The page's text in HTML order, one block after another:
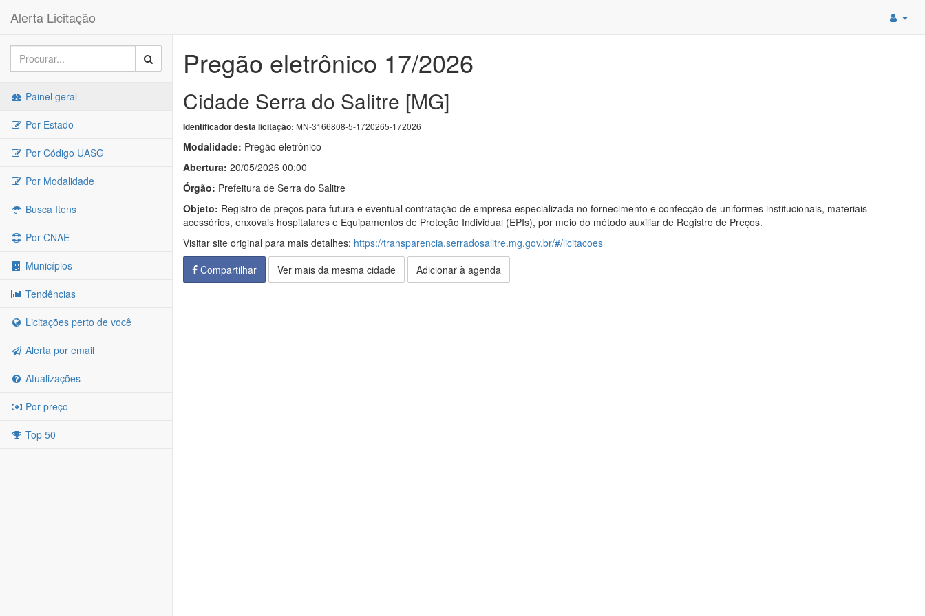
Alerta Licitação
Painel geral
Por Estado
Por Código UASG
Por Modalidade
Busca Itens
Por CNAE
Municípios
Tendências
Licitações perto de você
Alerta por email
Atualizações
Por preço
Top 50
Pregão eletrônico 17/2026
Cidade Serra do Salitre [MG]
Identificador desta licitação: MN-3166808-5-1720265-172026
Modalidade: Pregão eletrônico
Abertura: 20/05/2026 00:00
Órgão: Prefeitura de Serra do Salitre
Objeto: Registro de preços para futura e eventual contratação de empresa especializada no fornecimento e confecção de uniformes institucionais, materiais
acessórios, enxovais hospitalares e Equipamentos de Proteção Individual (EPIs), por meio do método auxiliar de Registro de Preços.
Visitar site original para mais detalhes: https://transparencia.serradosalitre.mg.gov.br/#/licitacoes
Compartilhar
Ver mais da mesma cidade Adicionar à agenda